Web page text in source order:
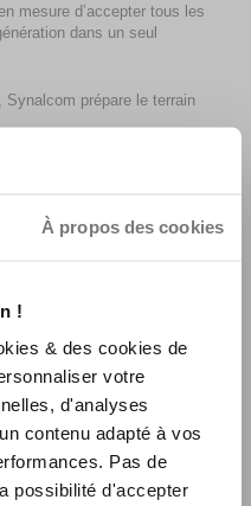
À propos des cookies
!
& des cookies de
votre
d'analyses
contenu adapté à vos
Pas de
possibilité d'accepter
mesure d’accepter tous les
dans un seul
prépare le terrain
de commerce monétique
sans contact en France et son